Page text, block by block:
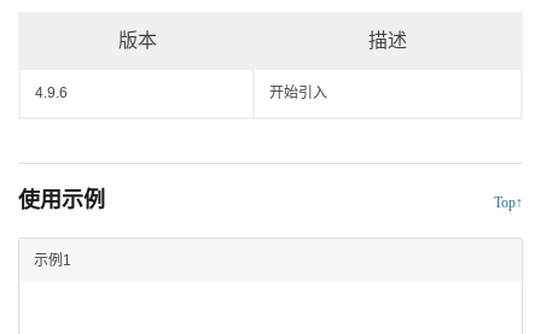
版本 描述
4.9.6 开始引入
使用示例 Top↑
示例1